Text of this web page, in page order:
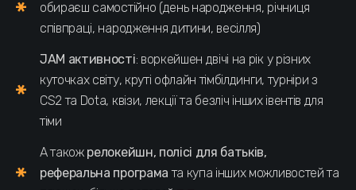
обираєш самостійно (день народження, річниця
співпраці, народження дитини, весілля)
JAM активності: воркейшен двічі на рік у різних
куточках світу, круті офлайн тімбілдинги, турніри з
CS2 та Dota, квізи, лекції та безліч інших івентів для
тіми
А також релокейшн, полісі для батьків,
реферальна програмата купа інших можливостей та